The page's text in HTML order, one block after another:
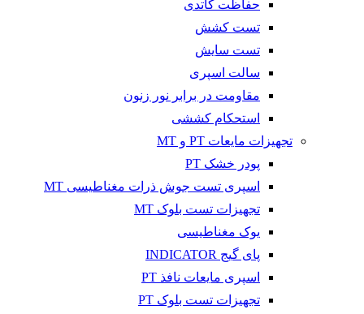
حفاظت کاتدی
تست کشش
تست سایش
سالت اسپری
مقاومت در برابر نور زنون
استحکام کششی
تجهیزات مایعات PT و MT
پودر خشک PT
اسپری تست جوش ذرات مغناطیسی MT
تجهیزات تست بلوک MT
یوک مغناطیسی
پای گیج INDICATOR
اسپری مایعات نافذ PT
تجهیزات تست بلوک PT